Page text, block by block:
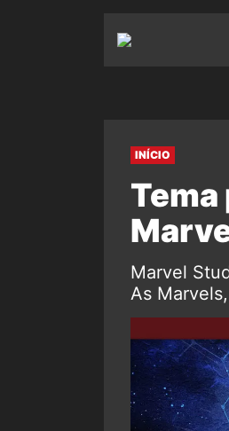
INÍCIO
Marvel
As